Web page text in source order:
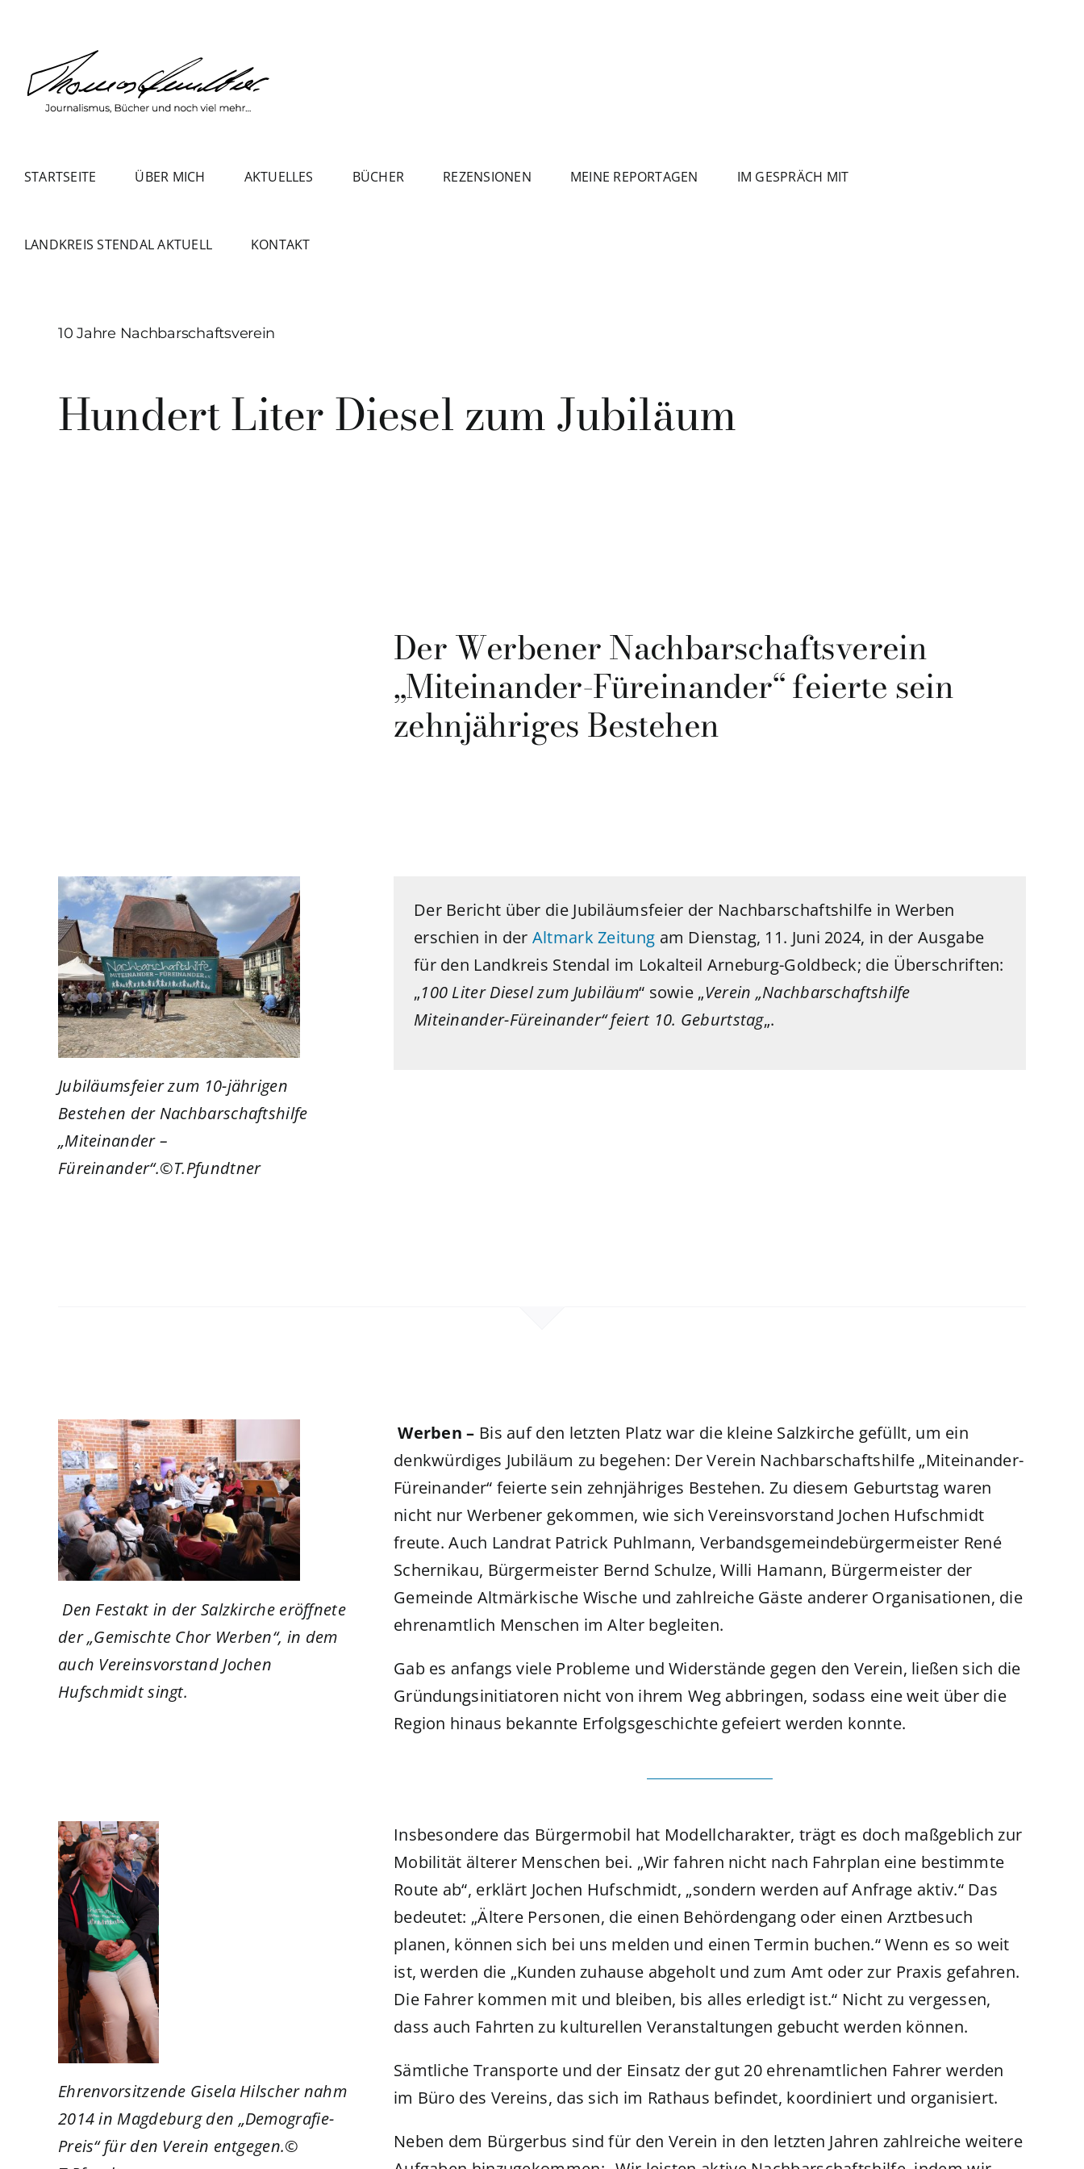
springen
STARTSEITE ÜBER MICH AKTUELLES BÜCHER REZENSIONEN MEINE REPORTAGEN IM GESPRÄCH MIT
LANDKREIS STENDAL AKTUELL KONTAKT
10 Jahre Nachbarschaftsverein
Hundert Liter Diesel zum Jubiläum
Der Werbener Nachbarschaftsverein
„Miteinander-Füreinander“ feierte sein
zehnjähriges Bestehen
Jubiläumsfeier zum 10-jährigen
Bestehen der Nachbarschaftshilfe
„Miteinander –
Füreinander“.©T.Pfundtner
Der Bericht über die Jubiläumsfeier der Nachbarschaftshilfe in Werben
erschien in der Altmark Zeitung am Dienstag, 11. Juni 2024, in der Ausgabe
für den Landkreis Stendal im Lokalteil Arneburg-Goldbeck; die Überschriften:
„100 Liter Diesel zum Jubiläum“ sowie „Verein „Nachbarschaftshilfe
Miteinander-Füreinander“ feiert 10. Geburtstag„.
Den Festakt in der Salzkirche eröffnete
der „Gemischte Chor Werben“, in dem
auch Vereinsvorstand Jochen
Hufschmidt singt.
Werben – Bis auf den letzten Platz war die kleine Salzkirche gefüllt, um ein
denkwürdiges Jubiläum zu begehen: Der Verein Nachbarschaftshilfe „Miteinander-
Füreinander“ feierte sein zehnjähriges Bestehen. Zu diesem Geburtstag waren
nicht nur Werbener gekommen, wie sich Vereinsvorstand Jochen Hufschmidt
freute. Auch Landrat Patrick Puhlmann, Verbandsgemeindebürgermeister René
Schernikau, Bürgermeister Bernd Schulze, Willi Hamann, Bürgermeister der
Gemeinde Altmärkische Wische und zahlreiche Gäste anderer Organisationen, die
ehrenamtlich Menschen im Alter begleiten.
Gab es anfangs viele Probleme und Widerstände gegen den Verein, ließen sich die
Gründungsinitiatoren nicht von ihrem Weg abbringen, sodass eine weit über die
Region hinaus bekannte Erfolgsgeschichte gefeiert werden konnte.
Ehrenvorsitzende Gisela Hilscher nahm
2014 in Magdeburg den „Demografie-
Preis“ für den Verein entgegen.©
Insbesondere das Bürgermobil hat Modellcharakter, trägt es doch maßgeblich zur
Mobilität älterer Menschen bei. „Wir fahren nicht nach Fahrplan eine bestimmte
Route ab“, erklärt Jochen Hufschmidt, „sondern werden auf Anfrage aktiv.“ Das
bedeutet: „Ältere Personen, die einen Behördengang oder einen Arztbesuch
planen, können sich bei uns melden und einen Termin buchen.“ Wenn es so weit
ist, werden die „Kunden zuhause abgeholt und zum Amt oder zur Praxis gefahren.
Die Fahrer kommen mit und bleiben, bis alles erledigt ist.“ Nicht zu vergessen,
dass auch Fahrten zu kulturellen Veranstaltungen gebucht werden können.
Sämtliche Transporte und der Einsatz der gut 20 ehrenamtlichen Fahrer werden
im Büro des Vereins, das sich im Rathaus befindet, koordiniert und organisiert.
Neben dem Bürgerbus sind für den Verein in den letzten Jahren zahlreiche weitere